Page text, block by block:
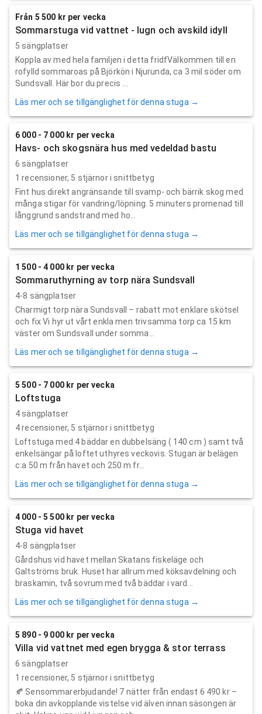
Från 5 500 kr per vecka
Sommarstuga vid vattnet - lugn och avskild idyll
5 sängplatser
Koppla av med hela familjen i detta fridfVälkommen till en
rofylld sommaroas på Björkön i Njurunda, ca 3 mil söder om
Sundsvall. Här bor du precis ...
Läs mer och se tillgänglighet för denna stuga →
6 000 - 7 000 kr per vecka
Havs- och skogsnära hus med vedeldad bastu
6 sängplatser
1 recensioner, 5 stjärnor i snittbetyg
Fint hus direkt angränsande till svamp- och bärrik skog med
många stigar för vandring/löpning. 5 minuters promenad till
långgrund sandstrand med ho...
Läs mer och se tillgänglighet för denna stuga →
1 500 - 4 000 kr per vecka
Sommaruthyrning av torp nära Sundsvall
4-8 sängplatser
Charmigt torp nära Sundsvall – rabatt mot enklare skötsel
och fix Vi hyr ut vårt enkla men trivsamma torp ca 15 km
väster om Sundsvall under somma...
Läs mer och se tillgänglighet för denna stuga →
5 500 - 7 000 kr per vecka
Loftstuga
4 sängplatser
4recensioner, 5 stjärnor i snittbetyg
Loftstuga med 4 bäddar en dubbelsäng ( 140 cm ) samt två
enkelsängar på loftet uthyres veckovis. Stugan är belägen
c:a 50 m från havet och 250 m fr...
Läs mer och se tillgänglighet för denna stuga →
4 000 - 5 500 kr per vecka
Stuga vid havet
4-8 sängplatser
Gårdshus vid havet mellan Skatans fiskeläge och
Galtströms bruk. Huset har allrum med köksavdelning och
braskamin, två sovrum med två bäddar i vard...
Läs mer och se tillgänglighet för denna stuga →
5 890 - 9 000 kr per vecka
Villa vid vattnet med egen brygga & stor terrass
6 sängplatser
1 recensioner, 5 stjärnor i snittbetyg
🍂 Sensommarerbjudande! 7 nätter från endast 6 490 kr –
boka din avkopplande vistelse vid älven innan säsongen är